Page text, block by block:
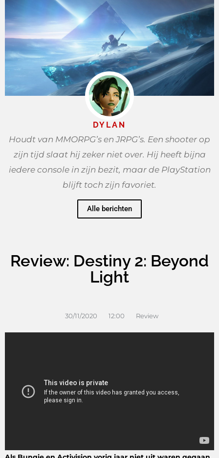
DYLAN
Houdt van MMORPG’s en JRPG’s. Een shooter op
zijn tijd slaat hij zeker niet over. Hij heeft bijna
iedere console in zijn bezit, maar de PlayStation
blijft toch zijn favoriet.
Alle berichten
Review: Destiny 2: Beyond
Light
30/11/2020 12:00 Review